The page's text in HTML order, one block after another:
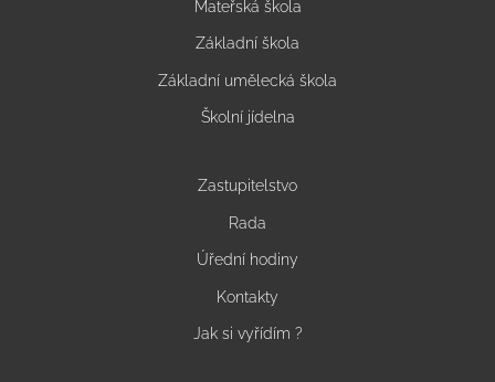
Mateřská škola
Základní škola
Základní umělecká škola
Školní jídelna
Zastupitelstvo
Rada
Úřední hodiny
Kontakty
Jak si vyřídím ?